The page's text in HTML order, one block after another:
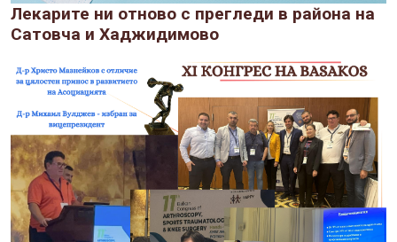
Лекарите ни отново с прегледи в района на
Сатовча и Хаджидимово